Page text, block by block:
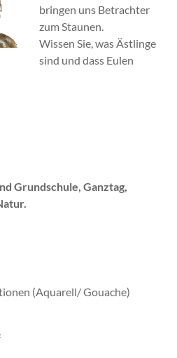
bringen uns Betrachter
zum Staunen.
Wissen Sie, was Ästlinge
sind und dass Eulen
Grundschule, Ganztag,
(Aquarell/ Gouache)